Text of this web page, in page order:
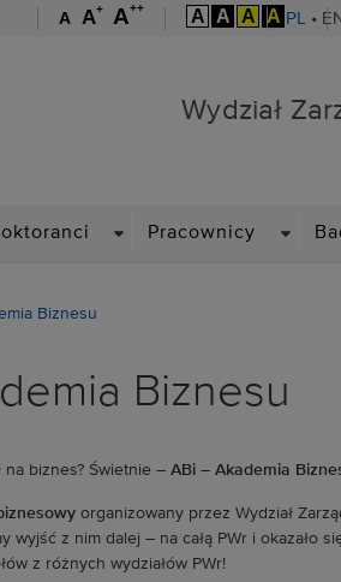
A A+ A++ A A A A PL •
Wydział
Pracownicy
Biznesu
Biznesu
biznes? Świetnie – ABi – Akademia
organizowany przez Wydział
wyjść z nim dalej – na całą PWr i okazało
z różnych wydziałów PWr!